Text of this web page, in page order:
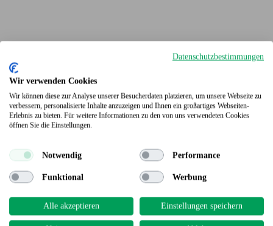
Terrassendielen
Datenschutzbestimmungen
Wir verwenden Cookies
Wir können diese zur Analyse unserer Besucherdaten platzieren, um unsere Webseite zu
verbessern, personalisierte Inhalte anzuzeigen und Ihnen ein großartiges Webseiten-
Erlebnis zu bieten. Für weitere Informationen zu den von uns verwendeten Cookies
öffnen Sie die Einstellungen.
Notwendig Performance
Funktional Werbung
Alle akzeptieren Einstellungen speichern